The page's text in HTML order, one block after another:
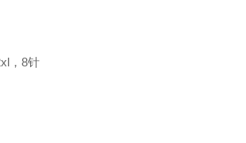
，8针